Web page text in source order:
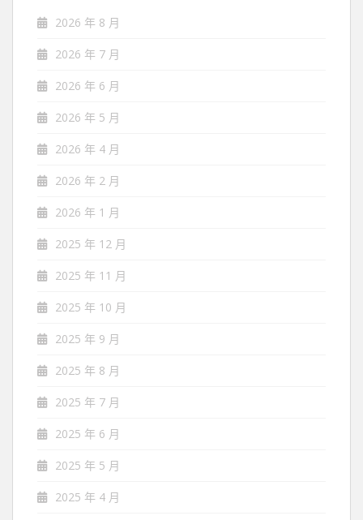
2026 年 8 月
2026 年 7 月
2026 年 6 月
2026 年 5 月
2026 年 4 月
2026 年 2 月
2026 年 1 月
2025 年 12 月
2025 年 11 月
2025 年 10 月
2025 年 9 月
2025 年 8 月
2025 年 7 月
2025 年 6 月
2025 年 5 月
2025 年 4 月